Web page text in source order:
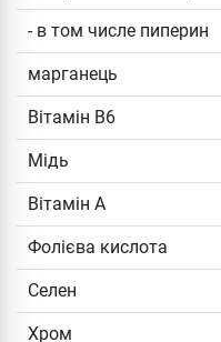
- в том числе пиперин
марганець
Вітамін B6
Мідь
Вітамін А
Фолієва кислота
Селен
Хром